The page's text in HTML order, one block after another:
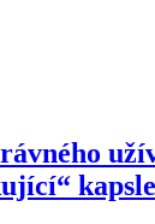
kapsle